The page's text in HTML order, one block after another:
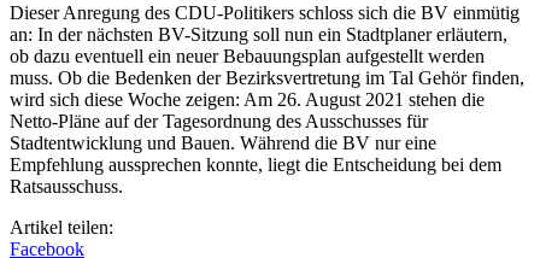
Dieser Anregung des CDU-Politikers schloss sich die BV einmütig
an: In der nächsten BV-Sitzung soll nun ein Stadtplaner erläutern,
ob dazu eventuell ein neuer Bebauungsplan aufgestellt werden
muss. Ob die Bedenken der Bezirksvertretung im Tal Gehör finden,
wird sich diese Woche zeigen: Am 26. August 2021 stehen die
Netto-Pläne auf der Tagesordnung des Ausschusses für
Stadtentwicklung und Bauen. Während die BV nur eine
Empfehlung aussprechen konnte, liegt die Entscheidung bei dem
Ratsausschuss.
Artikel teilen:
Facebook